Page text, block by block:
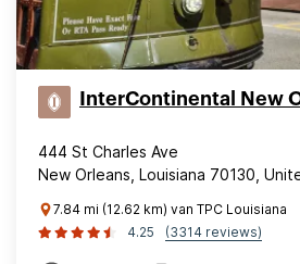
InterContinental New
444 St Charles Ave
New Orleans, Louisiana 70130,
7.84 mi (12.62 km) van TPC Louisiana
4.25
(3314 reviews)